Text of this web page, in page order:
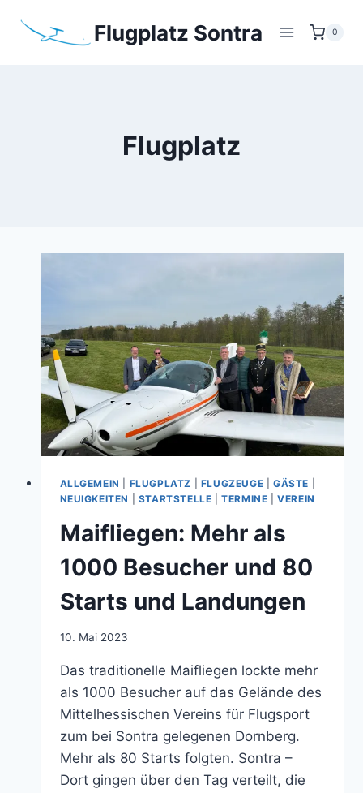
Inhalt
Flugplatz Sontra 0
Flugplatz
ALLGEMEIN FLUGPLATZ FLUGZEUGE GÄSTE
NEUIGKEITEN
STARTSTELLE |TERMINE |VEREIN
Maifliegen: Mehr als
1000 Besucher und 80
Starts und Landungen
Von
Konopka
10. Mai 2023
Das traditionelle Maifliegen lockte mehr
als 1000 Besucher auf das Gelände des
Mittelhessischen Vereins für Flugsport
zum bei Sontra gelegenen Dornberg.
Mehr als 80 Starts folgten. Sontra –
Dort gingen über den Tag verteilt, die